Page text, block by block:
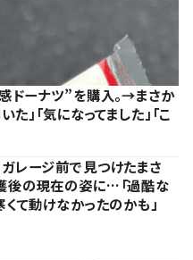
ドーナツ”を購入。→まさか
」「気になってました」「こ
レージ前で見つけたまさ
の現在の姿に…「過酷な
くて動けなかったのかも」